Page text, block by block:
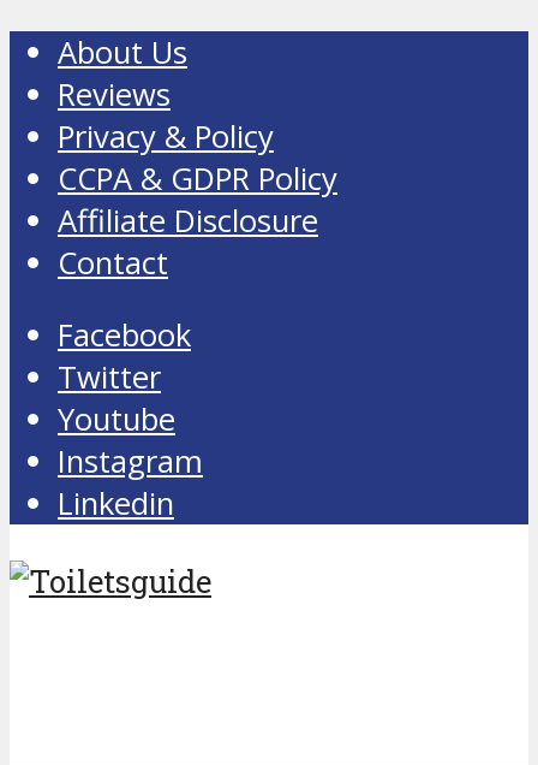
About Us
Reviews
Privacy & Policy
CCPA & GDPR Policy
Affiliate Disclosure
Contact
Facebook
Twitter
Youtube
Instagram
Linkedin